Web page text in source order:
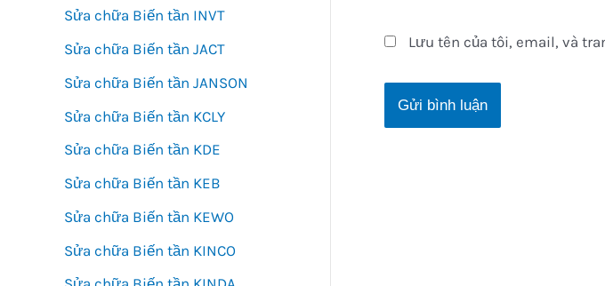
Sửa chữa Biến tần INVT
Sửa chữa Biến tần JACT
Sửa chữa Biến tần JANSON
Sửa chữa Biến tần KCLY
Sửa chữa Biến tần KDE
Sửa chữa Biến tần KEB
Sửa chữa Biến tần KEWO
Sửa chữa Biến tần KINCO
Lưu tên của tôi, email, và